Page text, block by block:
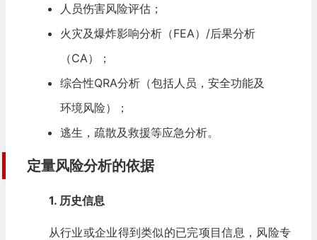
人员伤害风险评估；
火灾及爆炸影响分析（FEA）/后果分析
（CA）；
综合性QRA分析（包括人员，安全功能及
环境风险）；
逃生，疏散及救援等应急分析。
定量风险分析的依据
1. 历史信息
从行业或企业得到类似的已完项目信息，风险专